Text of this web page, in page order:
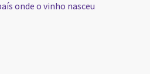
onde o vinho nasceu